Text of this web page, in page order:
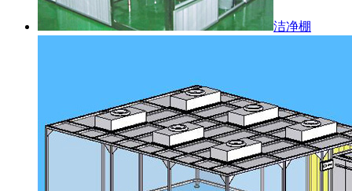
洁净棚